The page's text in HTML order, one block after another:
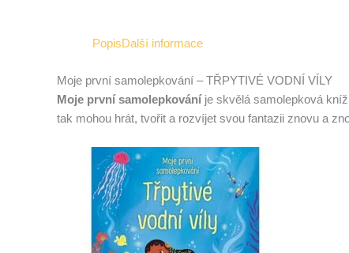
PopisDalší informace
Moje první samolepkování – TŘPYTIVÉ VODNÍ VÍLY
Moje první samolepkováníje skvělá samolepková
tak mohou hrát, tvořit a rozvíjet svou fantazii znovu a